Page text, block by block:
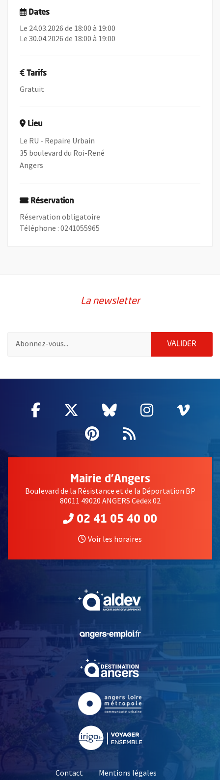
Dates
Le 24.03.2026 de 18:00 à 19:00
Le 30.04.2026 de 18:00 à 19:00
Tarifs
Gratuit
Lieu
Le RU - Repaire Urbain
35 boulevard du Roi-René
Angers
Réservation
Réservation obligatoire
Téléphone : 0241055965
La newsletter
VALIDER
Facebook
, Ouvre une nouvelle fenêtre
Twitter
, Ouvre une nouvelle
Bluesky
, Ouvre une
Instagram
, Ouvre
,
Pinterest
, Ouvre une
Flux RSS
Mairie d'Angers
Boulevard de la Résistance et de la Déportation BP
80011 49020 ANGERS Cedex 02
02 41 05 40 00
Voir les horaires
, Ouvre une nouvelle
, Ouvre une nouvelle
Contact Mentions légales